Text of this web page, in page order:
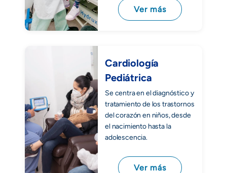
Ver más
Cardiología
Pediátrica
Se centra en el diagnóstico y
tratamiento de los trastornos
del corazón en niños, desde
el nacimiento hasta la
adolescencia.
Ver más